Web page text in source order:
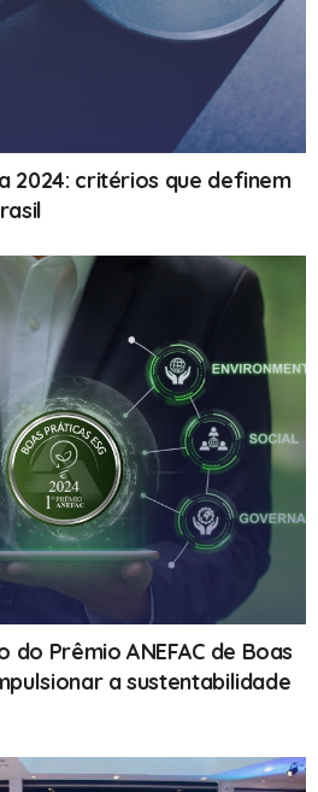
2024: critérios que definem
Prêmio ANEFAC de Boas
a sustentabilidade